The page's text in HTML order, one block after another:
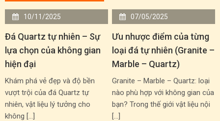
10/11/2025
Đá Quartz tự nhiên – Sự
lựa chọn của không gian
hiện đại
Khám phá vẻ đẹp và độ bền
vượt trội của đá Quartz tự
nhiên, vật liệu lý tưởng cho
không […]
07/05/2025
Ưu nhược điểm của từng
loại đá tự nhiên (Granite –
Marble – Quartz)
Granite – Marble – Quartz: loại
nào phù hợp với không gian của
bạn? Trong thế giới vật liệu nội
[…]